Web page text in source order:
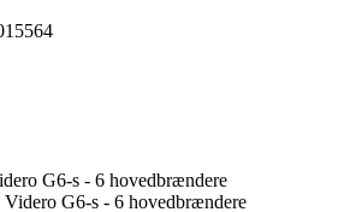
G6-s - 6 hovedbrændere